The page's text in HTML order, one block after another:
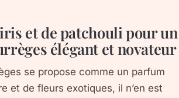
et de patchouli pour un
élégant et novateur
se propose comme un parfum
et de fleurs exotiques, il n’en est